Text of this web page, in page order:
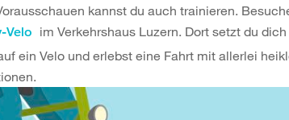
kannst du auch trainieren.
Velo im Verkehrshaus Luzern. Dort setzt du
ein Velo und erlebst eine Fahrt mit allerlei